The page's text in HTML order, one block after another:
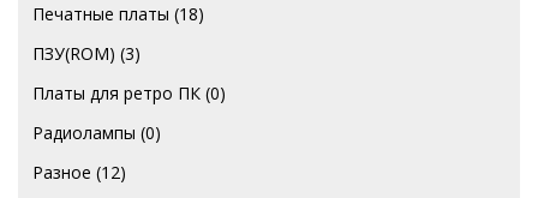
Печатные платы (18)
ПЗУ(ROM) (3)
Платы для ретро ПК (0)
Радиолампы (0)
Разное (12)